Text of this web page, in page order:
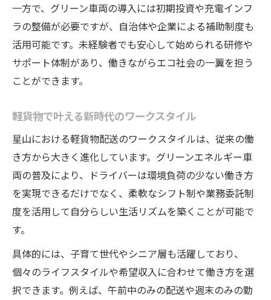
一方で、グリーン車両の導入には初期投資や充電インフ
ラの整備が必要ですが、自治体や企業による補助制度も
活用可能です。未経験者でも安心して始められる研修や
サポート体制があり、働きながらエコ社会の一翼を担う
ことができます。
軽貨物で叶える新時代のワークスタイル
星山における軽貨物配送のワークスタイルは、従来の働
き方から大きく進化しています。グリーンエネルギー車
両の普及により、ドライバーは環境負荷の少ない働き方
を実現できるだけでなく、柔軟なシフト制や業務委託制
度を活用して自分らしい生活リズムを築くことが可能で
す。
具体的には、子育て世代やシニア層も活躍しており、
個々のライフスタイルや希望収入に合わせて働き方を選
択できます。例えば、午前中のみの配送や週末のみの勤